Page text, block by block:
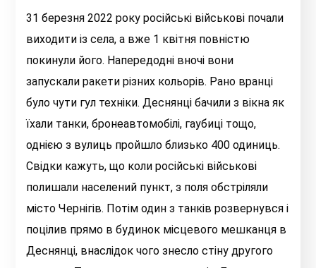
31 березня 2022 року російські військові почали
виходити із села, а вже 1 квітня повністю
покинули його. Напередодні вночі вони
запускали ракети різних кольорів. Рано вранці
було чути гул техніки. Деснянці бачили з вікна як
їхали танки, бронеавтомобілі, гаубиці тощо,
однією з вулиць пройшло близько 400 одиниць.
Свідки кажуть, що коли російські військові
полишали населений пункт, з поля обстріляли
місто Чернігів. Потім один з танків розвернувся і
поцілив прямо в будинок місцевого мешканця в
Деснянці, внаслідок чого знесло стіну другого